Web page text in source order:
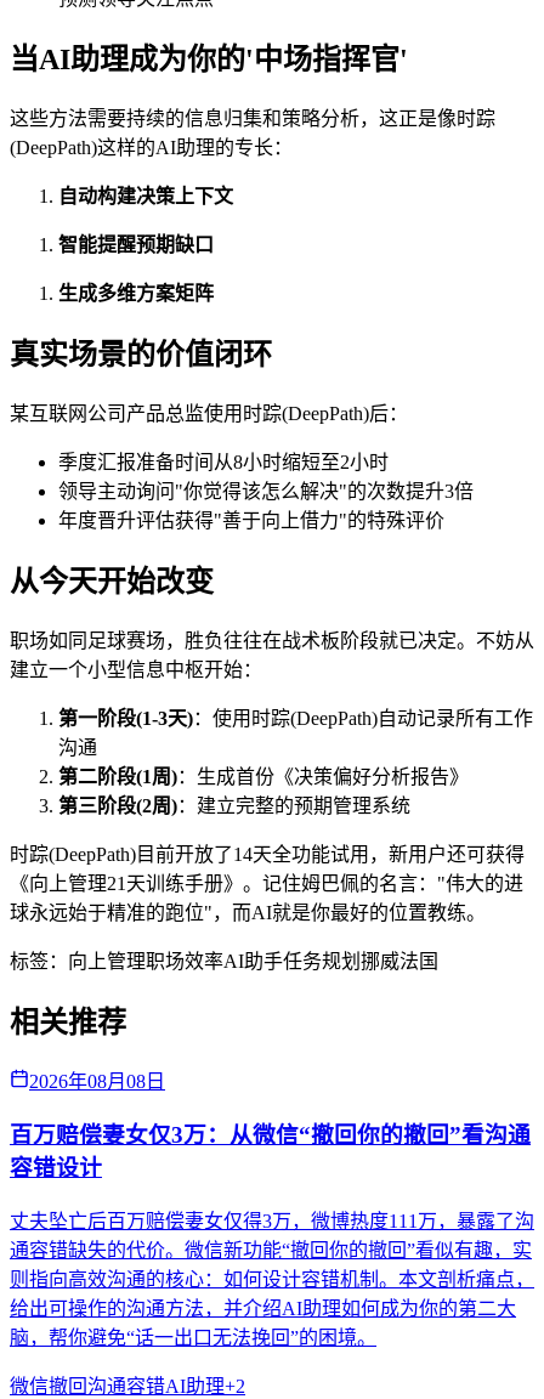
当AI助理成为你的'中场指挥官'
这些方法需要持续的信息归集和策略分析，这正是像时踪
(DeepPath)这样的AI助理的专长：
自动构建决策上下文
智能提醒预期缺口
生成多维方案矩阵
真实场景的价值闭环
某互联网公司产品总监使用时踪(DeepPath)后：
季度汇报准备时间从8小时缩短至2小时
领导主动询问"你觉得该怎么解决"的次数提升3倍
年度晋升评估获得"善于向上借力"的特殊评价
从今天开始改变
职场如同足球赛场，胜负往往在战术板阶段就已决定。不妨从
建立一个小型信息中枢开始：
第一阶段(1-3天)：使用时踪(DeepPath)自动记录所有工作
沟通
第二阶段(1周)：生成首份《决策偏好分析报告》
第三阶段(2周)：建立完整的预期管理系统
时踪(DeepPath)目前开放了14天全功能试用，新用户还可获得
《向上管理21天训练手册》。记住姆巴佩的名言："伟大的进
球永远始于精准的跑位"，而AI就是你最好的位置教练。
标签： 向上管理职场效率AI助手任务规划 挪威法国
相关推荐
2026年08月08日
百万赔偿妻女仅3万：从微信“撤回你的撤回”看沟通
容错设计
丈夫坠亡后百万赔偿妻女仅得3万，微博热度111万，暴露了沟
通容错缺失的代价。微信新功能“撤回你的撤回”看似有趣，实
则指向高效沟通的核心：如何设计容错机制。本文剖析痛点，
给出可操作的沟通方法，并介绍AI助理如何成为你的第二大
脑，帮你避免“话一出口无法挽回”的困境。
微信撤回沟通容错AI助理+2